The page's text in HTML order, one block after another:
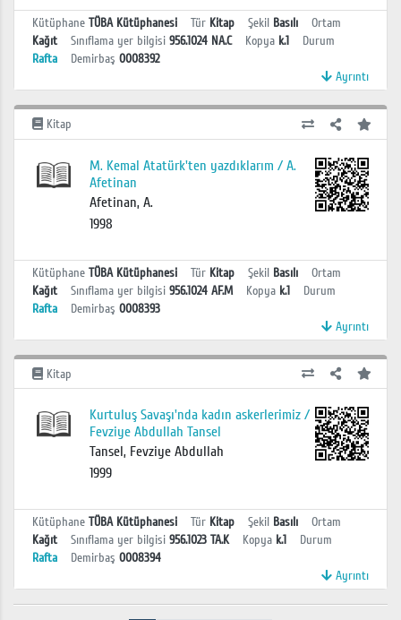
Kütüphane TÜBA Kütüphanesi Tür Kitap Şekil Basılı
Ortam
Kağıt
Sınıflama yer bilgisi 956.1024 NA.C Kopya k.1
Durum
Rafta
Demirbaş 0008392
Ayrıntı
Kitap
M. Kemal Atatürk'ten yazdıklarım / A.
Afetinan
Afetinan, A.
1998
Kütüphane TÜBA Kütüphanesi Tür Kitap Şekil Basılı
Ortam
Kağıt
Sınıflama yer bilgisi 956.1024 AF.M Kopya k.1
Durum
Rafta
Demirbaş 0008393
Ayrıntı
Kitap
Kurtuluş Savaşı'nda kadın askerlerimiz /
Fevziye Abdullah Tansel
Tansel, Fevziye Abdullah
1999
Kütüphane TÜBA Kütüphanesi Tür Kitap Şekil Basılı
Ortam
Kağıt
Sınıflama yer bilgisi 956.1023 TA.K Kopya k.1
Durum
Rafta
Demirbaş 0008394
Ayrıntı